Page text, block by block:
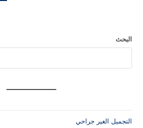
البحث
التجميل الغير جراحي